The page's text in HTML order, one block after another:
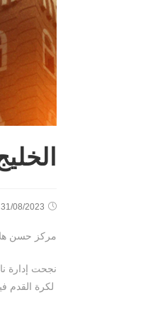
31/08/2023
مركز حسن
نجحت إدارة
لكرة القدم